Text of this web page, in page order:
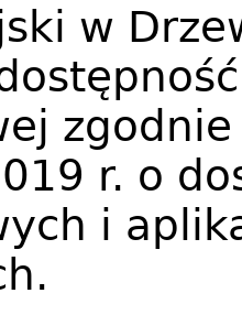
w
r. o
i